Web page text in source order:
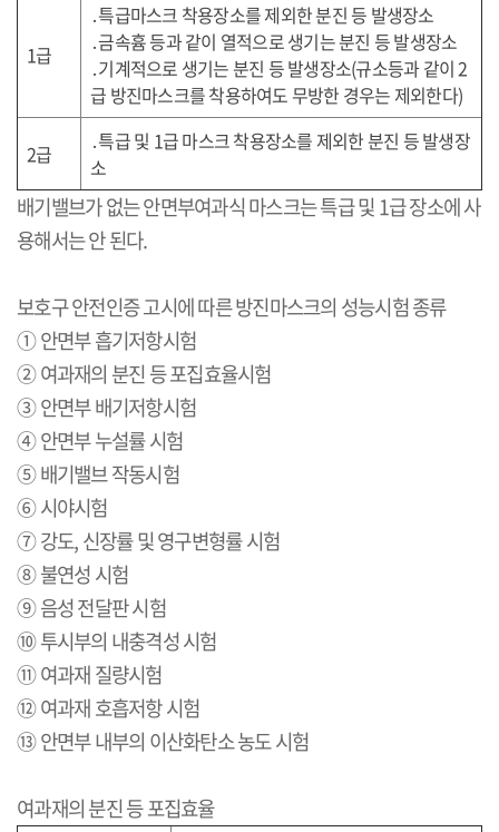
1급
․특급마스크 착용장소를 제외한 분진 등 발생장소
․금속흄 등과 같이 열적으로 생기는 분진 등 발생장소
․기계적으로 생기는 분진 등 발생장소(규소등과 같이2
급 방진마스크를 착용하여도 무방한 경우는 제외한다)
2급 ․특급 및 1급 마스크 착용장소를 제외한 분진 등 발생장
소
배기밸브가 없는 안면부여과식 마스크는 특급 및1급 장소에 사
용해서는 안 된다.
보호구 안전인증 고시에 따른 방진마스크의 성능시험 종류
① 안면부 흡기저항시험
② 여과재의 분진 등 포집효율시험
③ 안면부 배기저항시험
④ 안면부 누설률 시험
⑤ 배기밸브 작동시험
⑥ 시야시험
⑦ 강도,신장률 및 영구변형률 시험
⑧ 불연성 시험
⑨ 음성 전달판 시험
⑩ 투시부의 내충격성 시험
⑪ 여과재 질량시험
⑫ 여과재 호흡저항 시험
⑬ 안면부 내부의 이산화탄소 농도 시험
여과재의 분진 등 포집효율